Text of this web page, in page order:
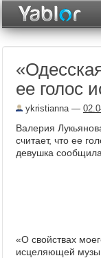
ее голос
ykristianna—
Валерия
считает, что ее
девушка сообщила
«О свойствах
исцеляющей